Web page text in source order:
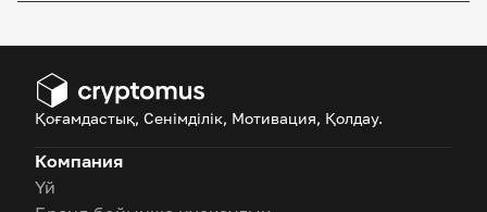
Қоғамдастық, Сенімділік, Мотивация, Қолдау.
Компания
Үй